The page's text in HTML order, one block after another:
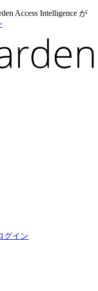
Access Intelligence が
グイン